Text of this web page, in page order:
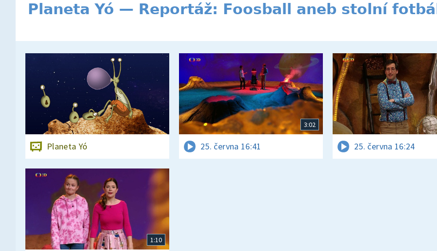
Planeta Yó — Reportáž: Foosball aneb stolní
Planeta Yó
3:02
25. června 16:41 25. června 16:24
1:10